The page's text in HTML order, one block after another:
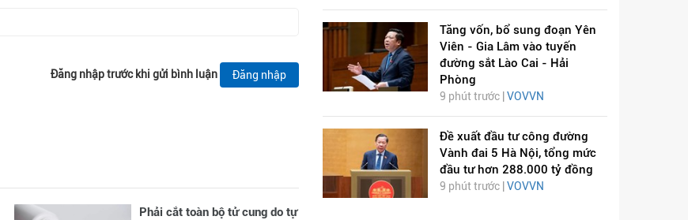
Đăng nhập trước khi gửi bình luận Đăng nhập
Phải cắt toàn bộ tử cung do tự
Tăng vốn, bổ sung đoạn Yên
Viên - Gia Lâm vào tuyến
đường sắt Lào Cai - Hải
Phòng
9 phút trước |VOVVN
Đề xuất đầu tư công đường
Vành đai 5 Hà Nội, tổng mức
đầu tư hơn 288.000 tỷ đồng
9 phút trước |VOVVN